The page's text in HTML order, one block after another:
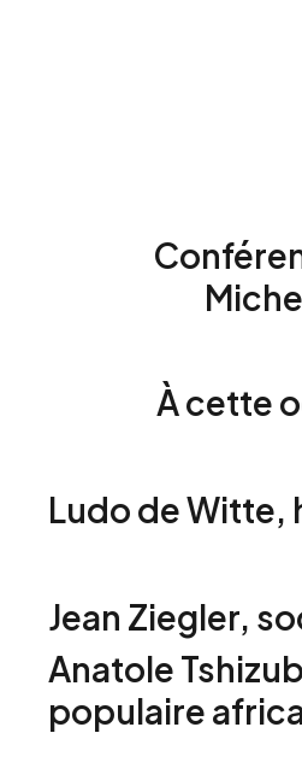
À cette
Ludo de Witte,
Jean Ziegler,
Anatole
populaire